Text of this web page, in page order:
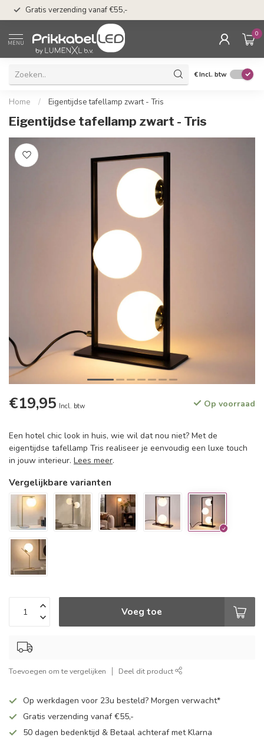
Gratis verzending vanaf €55,-
MENU
0
€Incl. btw
Home / Eigentijdse tafellamp zwart - Tris
Eigentijdse tafellamp zwart - Tris
€19,95 Incl. btw Op voorraad
Een hotel chic look in huis, wie wil dat nou niet? Met de
eigentijdse tafellamp Tris realiseer je eenvoudig een luxe touch
in jouw interieur. Lees meer.
Vergelijkbare varianten
Voeg toe
Toevoegen om te vergelijken Deel dit product
Op werkdagen voor 23u besteld? Morgen verwacht*
Gratis verzending vanaf €55,-
50 dagen bedenktijd & Betaal achteraf met Klarna